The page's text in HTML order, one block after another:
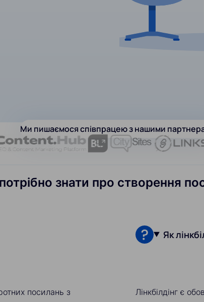
Ми пишаємося співпрацею з нашими
знати про створення
посилань з
Як
Лінкбілдінг є